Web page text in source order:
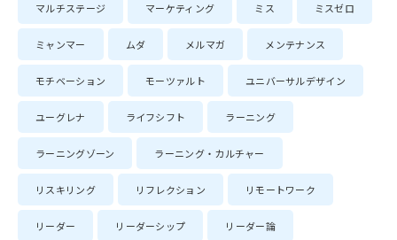
マルチステージ マーケティング ミス ミスゼロ
ミャンマー ムダ メルマガ メンテナンス
モチベーション モーツァルト ユニバーサルデザイン
ユーグレナ ライフシフト ラーニング
ラーニングゾーン ラーニング・カルチャー
リスキリング リフレクション リモートワーク
リーダー リーダーシップ リーダー論